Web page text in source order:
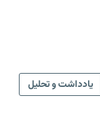
یادداشت و تحلیل